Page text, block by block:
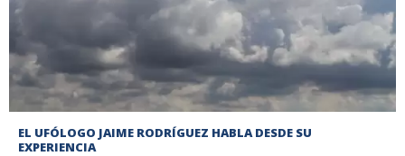
EL UFÓLOGO JAIME RODRÍGUEZ HABLA DESDE SU
EXPERIENCIA